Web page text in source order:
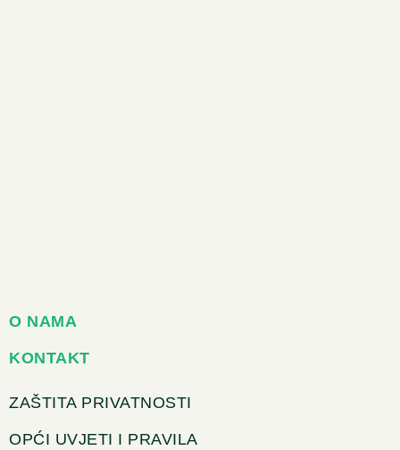
O NAMA
KONTAKT
ZAŠTITA PRIVATNOSTI
OPĆI UVJETI I PRAVILA